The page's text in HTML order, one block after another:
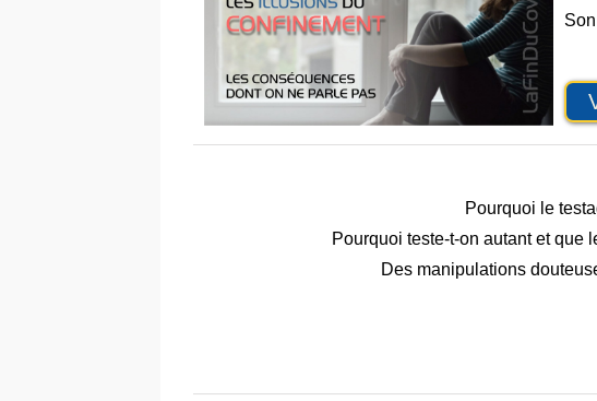
Pourquoi le
Pourquoi teste-t-on autant et que
Des manipulations